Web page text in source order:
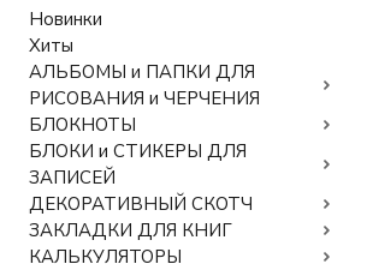
Новинки
Хиты
АЛЬБОМЫ и ПАПКИ ДЛЯ
РИСОВАНИЯ и ЧЕРЧЕНИЯ
БЛОКНОТЫ
БЛОКИ и СТИКЕРЫ ДЛЯ
ЗАПИСЕЙ
ДЕКОРАТИВНЫЙ СКОТЧ
ЗАКЛАДКИ ДЛЯ КНИГ
КАЛЬКУЛЯТОРЫ